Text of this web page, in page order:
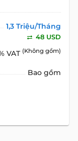
1,3 Triệu/Tháng
48 USD
VAT (Không gồm)
Bao gồm